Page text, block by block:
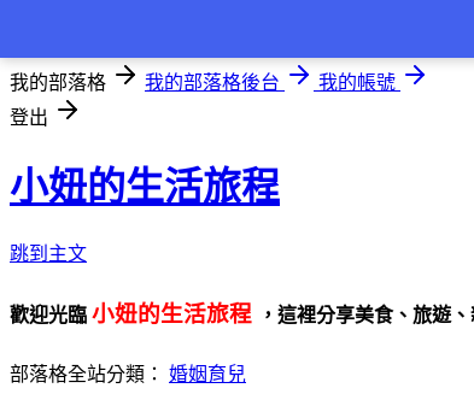
我的部落格 我的部落格後台
我的帳號
登出
小妞的生活旅程
跳到主文
歡迎光臨 小妞的生活旅程 ，這裡分享美食、旅遊
部落格全站分類： 婚姻育兒